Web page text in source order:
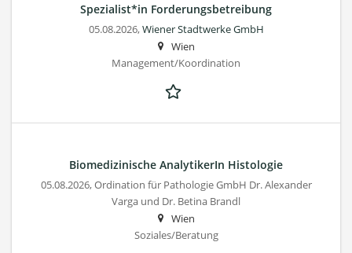
Spezialist*in Forderungsbetreibung
05.08.2026,Wiener Stadtwerke GmbH
Wien
Management/Koordination
Biomedizinische AnalytikerIn Histologie
05.08.2026,Ordination für Pathologie GmbH Dr. Alexander
Varga und Dr. Betina Brandl
Wien
Soziales/Beratung